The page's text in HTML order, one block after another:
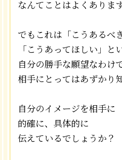
なんてことはよくあります
でもこれは「こうあるべ
「こうあってほしい」と
自分の勝手な願望なわけ
相手にとってはあずかり
自分のイメージを相手に
的確に、具体的に
伝えているでしょうか？